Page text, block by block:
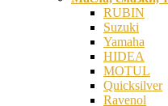
RUBIN
Suzuki
Yamaha
HIDEA
MOTUL
Quicksilver
Ravenol